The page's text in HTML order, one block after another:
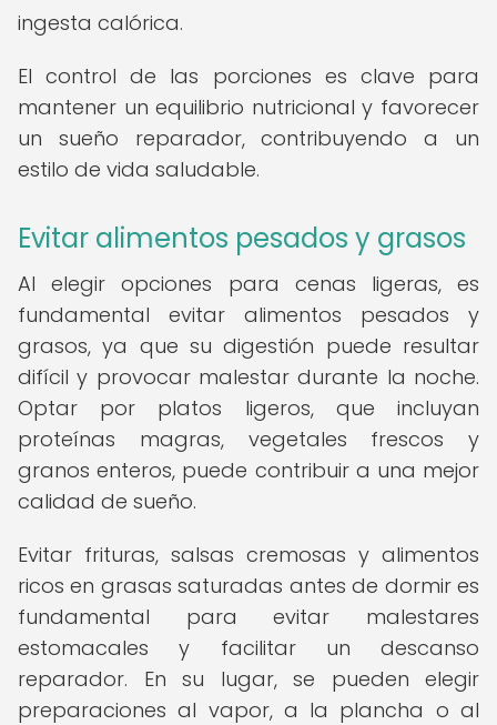
ingesta calórica.
El control de las porciones es clave para
mantener un equilibrio nutricional y favorecer
un sueño reparador, contribuyendo a un
estilo de vida saludable.
Evitar alimentos pesados y grasos
Al elegir opciones para cenas ligeras, es
fundamental evitar alimentos pesados y
grasos, ya que su digestión puede resultar
difícil y provocar malestar durante la noche.
Optar por platos ligeros, que incluyan
proteínas magras, vegetales frescos y
granos enteros, puede contribuir a una mejor
calidad de sueño.
Evitar frituras, salsas cremosas y alimentos
ricos en grasas saturadas antes de dormir es
fundamental para evitar malestares
estomacales y facilitar un descanso
reparador. En su lugar, se pueden elegir
preparaciones al vapor, a la plancha o al